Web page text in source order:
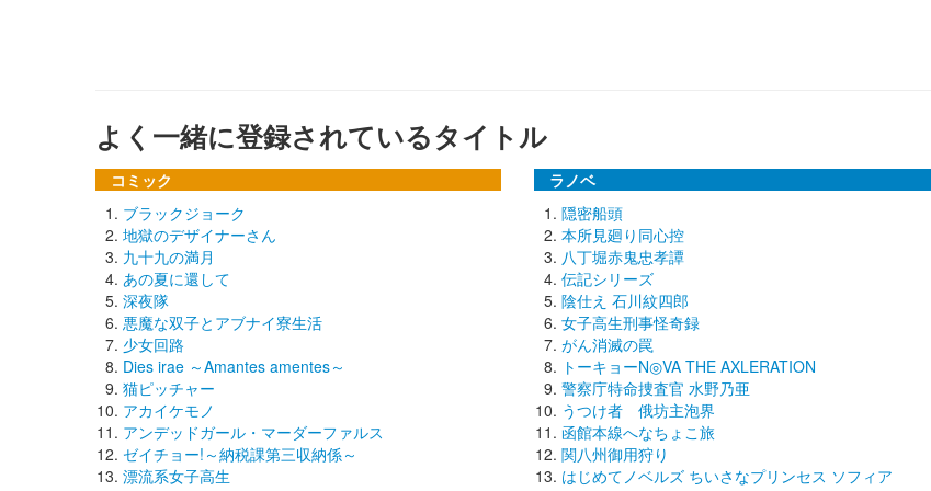
よく一緒に登録されているタイトル
コミック
ブラックジョーク
地獄のデザイナーさん
九十九の満月
あの夏に還して
深夜隊
悪魔な双子とアブナイ寮生活
少女回路
Dies irae ～Amantes amentes～
猫ピッチャー
アカイケモノ
アンデッドガール・マーダーファルス
ゼイチョー!～納税課第三収納係～
漂流系女子高生
ラノベ
隠密船頭
本所見廻り同心控
八丁堀赤鬼忠孝譚
伝記シリーズ
陰仕え 石川紋四郎
女子高生刑事怪奇録
がん消滅の罠
トーキョーN◎VA THE AXLERATION
警察庁特命捜査官 水野乃亜
うつけ者 俄坊主泡界
函館本線へなちょこ旅
関八州御用狩り
はじめてノベルズ ちいさなプリンセス ソフィア